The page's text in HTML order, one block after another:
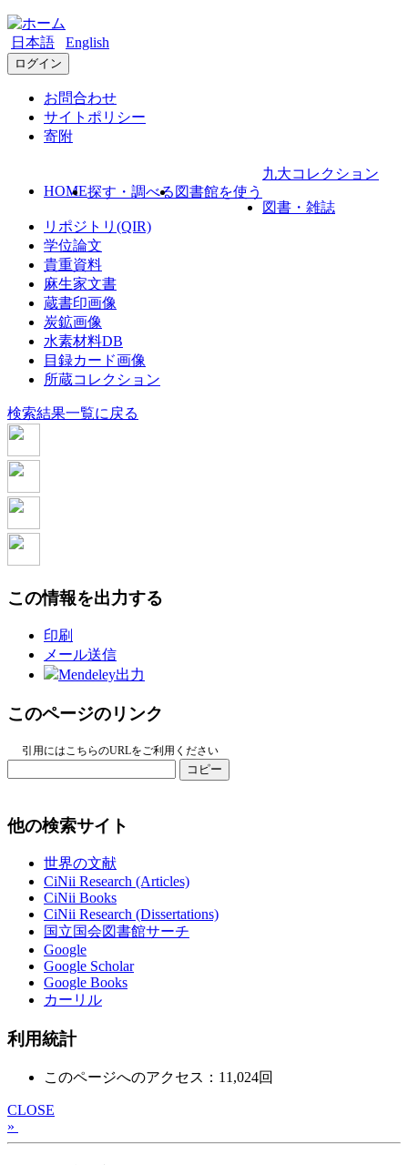
日本語 English
ログイン
お問合わせ
サイトポリシー
寄附
HOME探す・調べる 図書館を使う
九大コレクション
図書・雑誌
リポジトリ(QIR)
学位論文
貴重資料
麻生家文書
蔵書印画像
炭鉱画像
水素材料DB
目録カード画像
所蔵コレクション
検索結果一覧に戻る
この情報を出力する
印刷
メール送信
Mendeley出力
このページのリンク
引用にはこちらのURLをご利用ください
コピー
他の検索サイト
世界の文献
CiNii Research (Articles)
CiNii Books
CiNii Research (Dissertations)
国立国会図書館サーチ
Google
Google Scholar
Google Books
カーリル
利用統計
このページへのアクセス：11,024回
CLOSE
»